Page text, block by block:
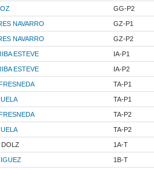
GG-P2
NAVARRO GZ-P1
NAVARRO GZ-P2
ESTEVE IA-P1
ESTEVE IA-P2
TA-P1
TA-P1
TA-P2
TA-P2
1A-T
1B-T